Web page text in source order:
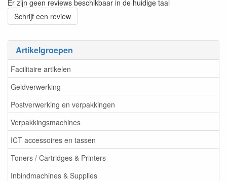
Artikelgroepen
Facilitaire artikelen
Geldverwerking
Postverwerking en verpakkingen
Verpakkingsmachines
ICT accessoires en tassen
Toners / Cartridges & Printers
Inbindmachines & Supplies
Er zijn geen reviews beschikbaar in de huidige taal
Schrijf een review